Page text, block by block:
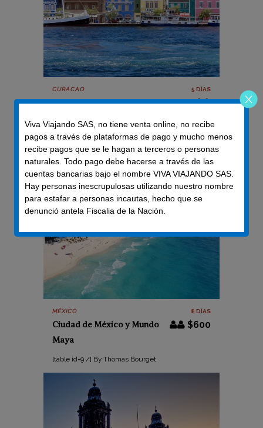
CURACAO
Curazao
5 DÍAS
$USD540
[table id=6 /] By:Ken Wolff
MÉXICO
Ciudad de México y Mundo
Maya
8 DÍAS
$600
[table id=9 /] By:Thomas Bourget
Viva Viajando SAS, no tiene venta online, no recibe
pagos a través de plataformas de pago y mucho menos
recibe pagos que se le hagan a terceros o personas
naturales. Todo pago debe hacerse a través de las
cuentas bancarias bajo el nombre VIVA VIAJANDO SAS.
Hay personas inescrupulosas utilizando nuestro nombre
para estafar a personas incautas, hecho que se
denunció antela Fiscalia de la Nación.